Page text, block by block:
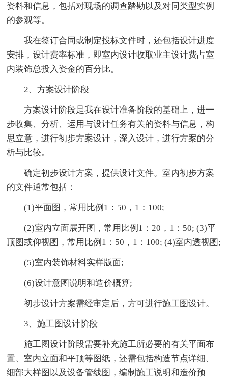
资料和信息，包括对现场的调查踏勘以及对同类型实例
的参观等。
我在签订合同或制定投标文件时，还包括设计进度
安排，设计费率标准，即室内设计收取业主设计费占室
内装饰总投入资金的百分比。
2、方案设计阶段
方案设计阶段是我在设计准备阶段的基础上，进一
步收集、分析、运用与设计任务有关的资料与信息，构
思立意，进行初步方案设计，深入设计，进行方案的分
析与比较。
确定初步设计方案，提供设计文件。室内初步方案
的文件通常包括：
(1)平面图，常用比例1：50，1：100;
(2)室内立面展开图，常用比例1：20，1：50; (3)平
顶图或仰视图，常用比例1：50，1：100; (4)室内透视图;
(5)室内装饰材料实样版面;
(6)设计意图说明和造价概算;
初步设计方案需经审定后，方可进行施工图设计。
3、施工图设计阶段
施工图设计阶段需要补充施工所必要的有关平面布
置、室内立面和平顶等图纸，还需包括构造节点详细、
细部大样图以及设备管线图，编制施工说明和造价预